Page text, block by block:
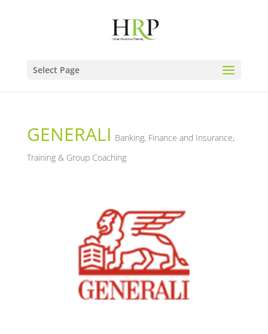
Select Page
GENERALI Banking, Finance and Insurance,
Training & Group Coaching